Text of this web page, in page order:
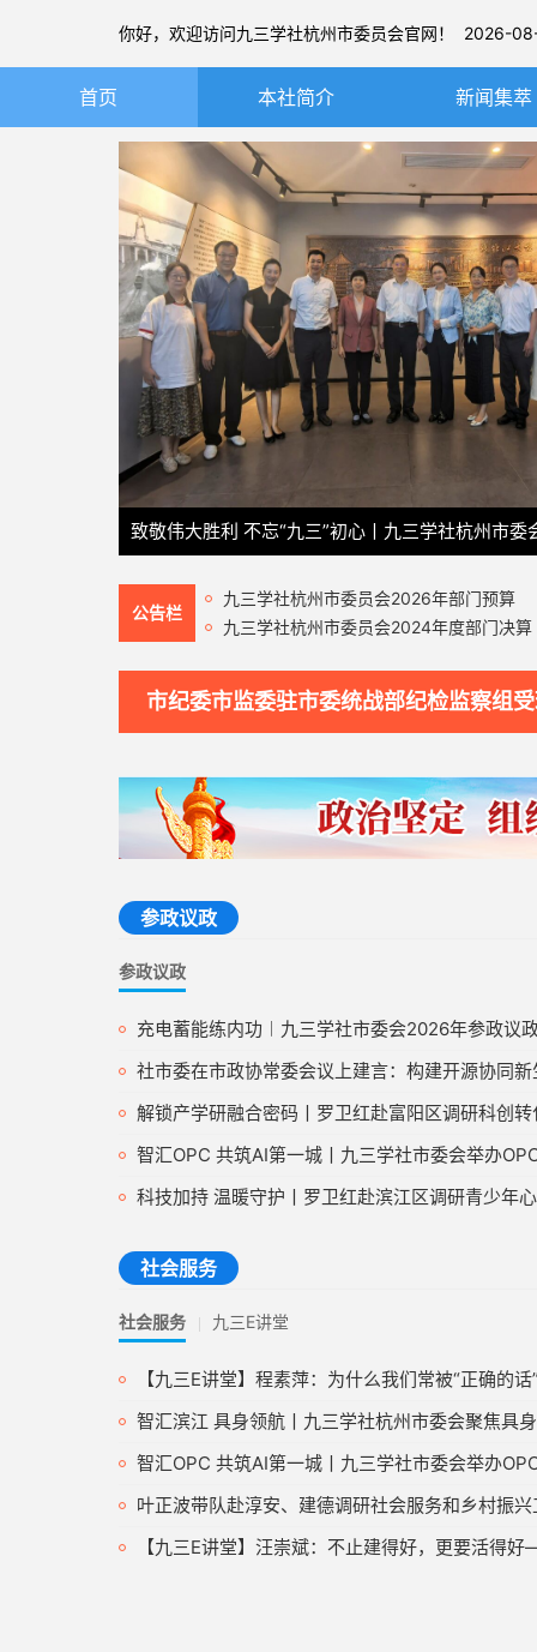
你好，欢迎访问九三学社杭州市委员会官网！ 2026-
首页 本社简介
九三学社简介
章程
杭州九三简介
本届市委
历届市委
新闻集萃
社务要闻
基层动态
图片新闻
公告栏
九三学社杭州市委员会2026年部门预算
九三学社杭州市委员会2024年度部门决算
市纪委市监委驻市委统战部纪检监察组
参政议政
参政议政
充电蓄能练内功︱九三学社市委会2026年参政议政工作培
社市委在市政协常委会议上建言：构建开源协同新生态 强化长三角人工智
解锁产学研融合密码丨罗卫红赴富阳区调研科创
智汇OPC 共筑AI第一城丨九三学社市委会举办OPC主题议政暨“九
科技加持 温暖守护丨罗卫红赴滨江区调研青少年
社会服务
社会服务 九三E讲堂
【九三E讲堂】程素萍：为什么我们常被“正确的话
智汇滨江 具身领航丨九三学社杭州市委会聚焦具身智能举办“九
智汇OPC 共筑AI第一城丨九三学社市委会举办OPC主题议政暨“九
叶正波带队赴淳安、建德调研社会服务和乡村振兴
【九三E讲堂】汪崇斌：不止建得好，更要活得好——系统乡村